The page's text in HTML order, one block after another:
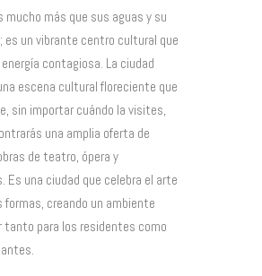
mucho más que sus aguas y su
es un vibrante centro cultural que
contagiosa. La ciudad
escena cultural floreciente que
sin importar cuándo la visites,
una amplia oferta de
de teatro, ópera y
Es una ciudad que celebra el arte
formas, creando un ambiente
tanto para los residentes como